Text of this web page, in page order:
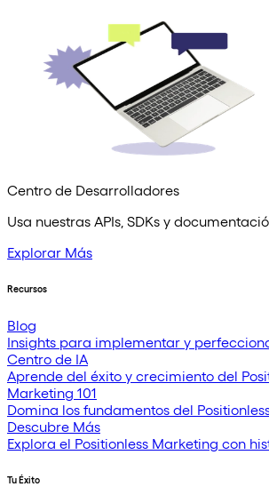
Centro de Desarrolladores
Usa nuestras APIs, SDKs y
Explorar Más
Recursos
Blog
Insights para implementar y
Centro de IA
Aprende del éxito y crecimiento del
Marketing 101
Domina los fundamentos del
Descubre Más
Explora el Positionless Marketing con
Tu Éxito